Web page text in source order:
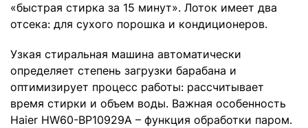
«быстрая стирка за 15 минут». Лоток имеет два
отсека: для сухого порошка и кондиционеров.
Узкая стиральная машина автоматически
определяет степень загрузки барабана и
оптимизирует процесс работы: рассчитывает
время стирки и объем воды. Важная особенность
Haier HW60-BP10929A – функция обработки паром.